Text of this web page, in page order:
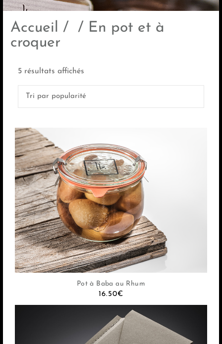
Accueil /
/ En pot et à
croquer
5 résultats affichés
popularité
Pot à Baba au Rhum
16.50€